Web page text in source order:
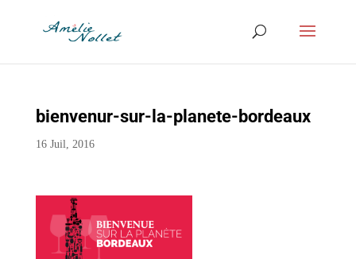
bienvenur-sur-la-planete-bordeaux
16 Juil, 2016